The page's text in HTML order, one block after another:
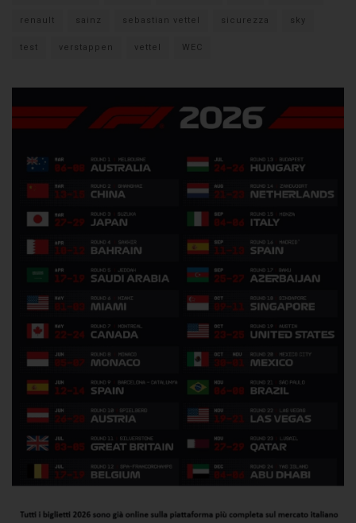
renault sainz sebastian vettel sicurezza sky
test verstappen vettel WEC